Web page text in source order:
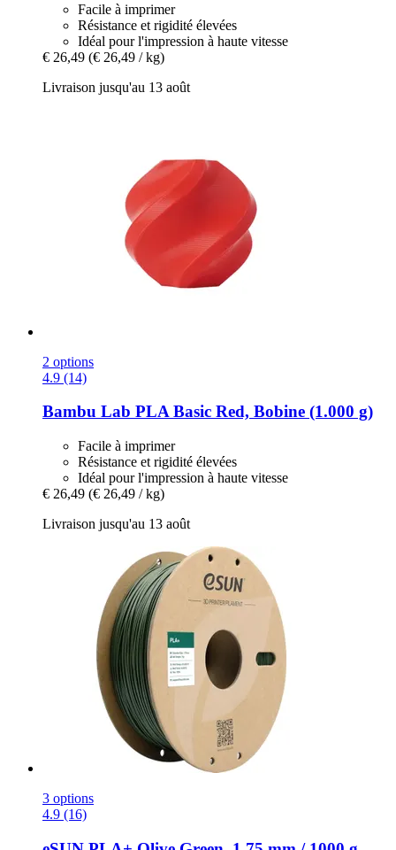
Facile à imprimer
Résistance et rigidité élevées
Idéal pour l'impression à haute vitesse
€ 26,49 (€ 26,49 / kg)
Livraison jusqu'au 13 août
2 options
4.9 (14)
Bambu Lab PLA Basic Red, Bobine (1.000 g)
Facile à imprimer
Résistance et rigidité élevées
Idéal pour l'impression à haute vitesse
€ 26,49 (€ 26,49 / kg)
Livraison jusqu'au 13 août
3 options
4.9 (16)